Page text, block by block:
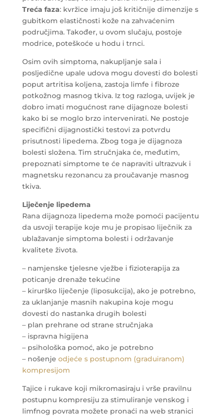
Treća faza: kvržice imaju još kritičnije dimenzije s
gubitkom elastičnosti kože na zahvaćenim
područjima. Također, u ovom slučaju, postoje
modrice, poteškoće u hodu i trnci.
Osim ovih simptoma, nakupljanje sala i
posljedične upale udova mogu dovesti do bolesti
poput artritisa koljena, zastoja limfe i fibroze
potkožnog masnog tkiva. Iz tog razloga, uvijek je
dobro imati mogućnost rane dijagnoze bolesti
kako bi se moglo brzo intervenirati. Ne postoje
specifični dijagnostički testovi za potvrdu
prisutnosti lipedema. Zbog toga je dijagnoza
bolesti složena. Tim stručnjaka će, međutim,
prepoznati simptome te će napraviti ultrazvuk i
magnetsku rezonancu za proučavanje masnog
tkiva.
Liječenje lipedema
Rana dijagnoza lipedema može pomoći pacijentu
da usvoji terapije koje mu je propisao liječnik za
ublažavanje simptoma bolesti i održavanje
kvalitete života.
– namjenske tjelesne vježbe i fizioterapija za
poticanje drenaže tekućine
– kirurško liječenje (liposukcija), ako je potrebno,
za uklanjanje masnih nakupina koje mogu
dovesti do nastanka drugih bolesti
– plan prehrane od strane stručnjaka
– ispravna higijena
– psihološka pomoć, ako je potrebno
– nošenje odjeće s postupnom (graduiranom)
kompresijom
Tajice i rukave koji mikromasiraju i vrše pravilnu
postupnu kompresiju za stimuliranje venskog i
limfnog povrata možete pronaći na web stranici